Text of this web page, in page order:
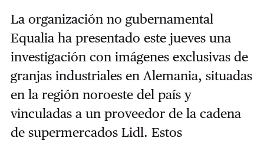
La organización no gubernamental
Equalia ha presentado este jueves una
investigación con imágenes exclusivas de
granjas industriales en Alemania, situadas
en la región noroeste del país y
vinculadas a un proveedor de la cadena
de supermercados Lidl. Estos